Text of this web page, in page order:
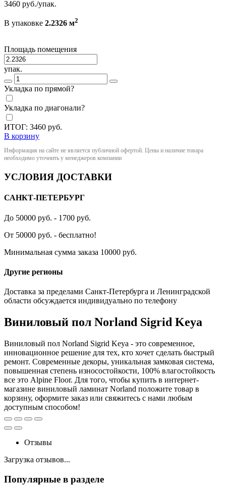
3460 руб./упак.
В упаковке 2.2326 м2
Площадь помещения
упак.
Укладка по прямой?
Укладка по диагонали?
ИТОГ: 3460 руб.
В корзину
Информация на сайте не является публичной офертой. Цены и наличие товара
необходимо уточнить у менеджеров компании
УСЛОВИЯ ДОСТАВКИ
САНКТ-ПЕТЕРБУРГ
До 50000 руб. - 1700 руб.
От 50000 руб. - бесплатно!
Минимальная сумма заказа 10000 руб.
Другие регионы
Доставка за пределами Санкт-Петербурга и Ленинградской
области обсуждается индивидуально по телефону
Виниловый пол Norland Sigrid Keya
Виниловый пол Norland Sigrid Keya - это современное,
инновационное решение для тех, кто хочет сделать быстрый
ремонт. Современные декоры, уникальная замковая система,
повышенная степень износостойкости, 100% влагостойкость
все это Alpine Floor. Для того, чтобы купить в интернет-
магазине виниловый ламинат Norland положите товар в
корзину, оформите заказ или свяжитесь с нами любым
доступным способом!
Отзывы
Загрузка отзывов...
Популярные в разделе